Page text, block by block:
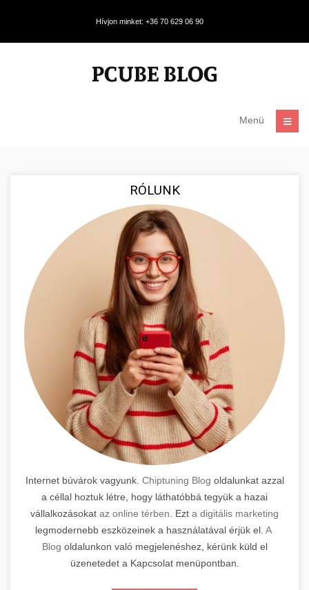
Hívjon minket: +36 70 629 06 90
Menü
RÓLUNK
Internet búvárok vagyunk. Chiptuning Blog oldalunkat azzal
a céllal hoztuk létre, hogy láthatóbbá tegyük a hazai
vállalkozásokat az online térben . Ezt a digitális marketing
legmodernebb eszközeinek a használatával érjük el. A
Blog oldalunkon való megjelenéshez, kérünk küld el
üzenetedet a Kapcsolat menüpontban.